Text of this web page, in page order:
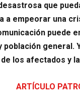
que
a empeorar una
puede
general.
los afectados y
ARTÍCULO